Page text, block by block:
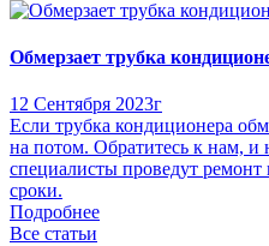
Обмерзает трубка
12 Сентября 2023г
Если трубка кондиционера
на потом. Обратитесь к нам,
специалисты проведут ремонт
сроки.
Подробнее
Все статьи